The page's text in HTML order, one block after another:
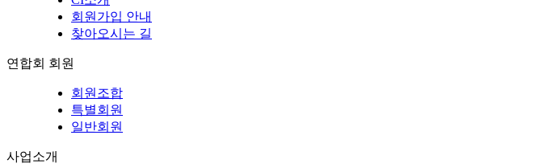
회원가입 안내
찾아오시는 길
연합회 회원
회원조합
특별회원
일반회원
사업소개